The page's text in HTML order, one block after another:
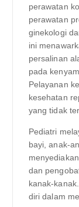
perawatan
perawatan
ginekologi
ini
persalinan
pada
Pelayanan
kesehatan
yang tidak
Pediatri
bayi, anak-
dan
kanak-
diri dalam